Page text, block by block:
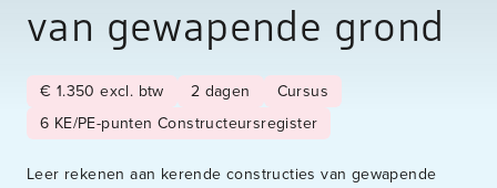
van gewapende grond
€ 1.350 excl. btw 2 dagen
Cursus
6 KE/PE-punten Constructeursregister
Leer rekenen aan kerende constructies van gewapende